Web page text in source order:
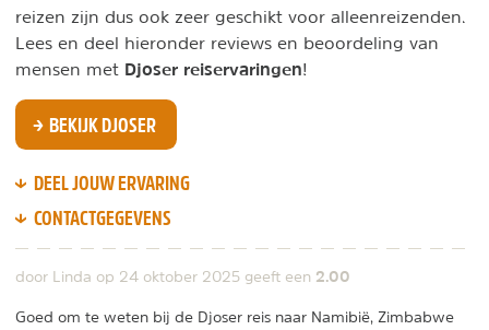
reizen zijn dus ook zeer geschikt voor alleenreizenden.
Lees en deel hieronder reviews en beoordeling van
mensen met Djoser reiservaringen!
BEKIJK DJOSER
DEEL JOUW ERVARING
CONTACTGEGEVENS
door Linda op 24 oktober 2025 geeft een 2.00
Goed om te weten bij de Djoser reis naar Namibië, Zimbabwe